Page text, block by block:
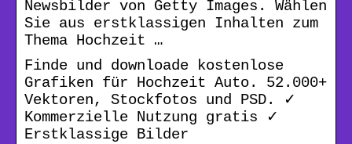
Newsbilder von Getty Images. Wählen
Sie aus erstklassigen Inhalten zum
Thema Hochzeit …
Finde und downloade kostenlose
Grafiken für Hochzeit Auto. 52.000+
Vektoren, Stockfotos und PSD. ✓
Kommerzielle Nutzung gratis ✓
Erstklassige Bilder